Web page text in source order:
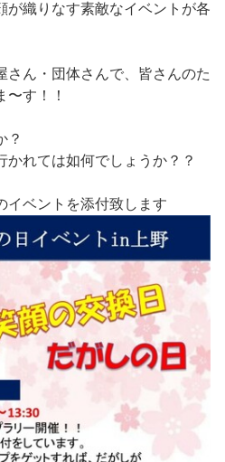
織りなす素敵なイベントが各
さん・団体さんで、皆さんのた
〜す！！
？
かれては如何でしょうか？？
ベントを添付致します